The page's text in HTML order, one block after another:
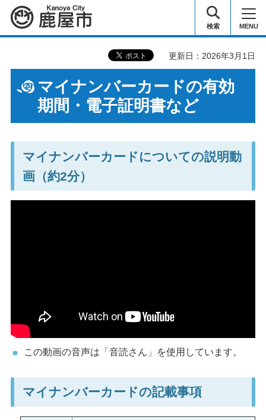
鹿屋市 検索 MENU
更新日：2026年3月1日
マイナンバーカードの有効
期間・電子証明書など
マイナンバーカードについての説明動
画（約2分）
この動画の音声は「音読さん」を使用しています。
マイナンバーカードの記載事項